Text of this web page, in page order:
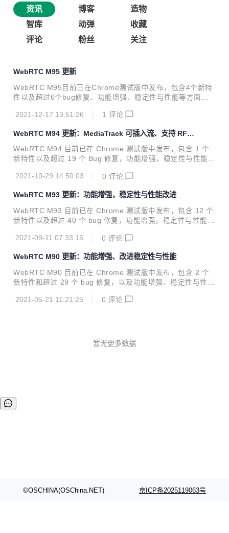
资讯 博客
造物
智库
动弹
收藏
评论
粉丝 关注
WebRTC M95 更新
WebRTC M95目前已在Chrome测试版中发布，包含4个新特
性以及超过6个bug修复、功能增强、稳定性与性能等方面的
关内容，帮助开发者获得最新资讯，走在行业前沿。 01.亮点
里程碑。详情见公告。 02. 功能及问题修复 可登陆：https://b
ugs.chromium.org/p/webrtc/issues/list 输入问题 ID 即可查
询 Bug 详情。 No.1 类型：Feature 问题 ID：1146942 描
述：chromium/webrtc使用...
2021-12-17 13:51:26 1 评论
WebRTC M94 更新：MediaTrack 可插入流、支持 RFC
2198 冗余项
WebRTC M94 目前已在 Chrome 测试版中发布，包含 1 个
新特性以及超过 19 个 Bug 修复，功能增强，稳定性与性能等
diaStreamTrack 的可插入流 API 目前可以作为稳定 Web API
修改音频或视频流。 更多有关信息见：https://web.dev/medi
astreamtrack-insertable-media-processing/ 2. 非标准的 R
TCConfiguration.offerExtmapAllowM...
2021-10-29 14:50:03 0 评论
WebRTC M93 更新：功能增强，稳定性与性能改进
WebRTC M93 目前已在 Chrome 测试版中发布，包含 12 个
新特性以及超过 40 个 bug 修复，功能增强，稳定性与性能等
2021-09-11 07:33:15
0 评论
WebRTC M90 更新：功能增强、改进稳定性与性能
WebRTC M90 目前已在 Chrome 测试版中发布，包含 2 个
新特性和超过 29 个 bug 修复，以及功能增强、稳定性与性能
相关内容，帮助开发者获得最新资讯，走在行业前沿。 01. 公
s 源试用版 该 API 是 MediaStream 和 WebCodecs ...
2021-05-21 11:21:25 0 评论
暂无更多数据
©OSCHINA(OSChina.NET) 京ICP备2025119063号